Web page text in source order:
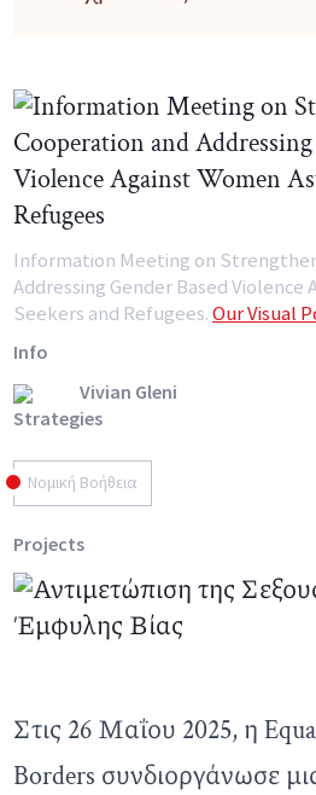
Information Meeting on
Addressing Gender Based Violence
Seekers and Refugees. Our Visual
Στις 26 Μαΐου 2025, η
Borders συνδιοργάνωσε
Info
Vivian Gleni
Strategies
Νομική Βοήθεια
Projects